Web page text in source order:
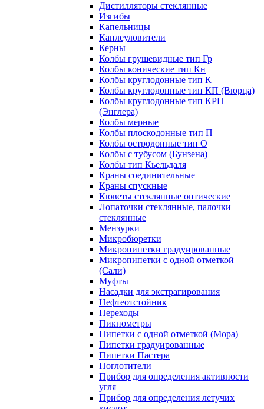
Дистилляторы стеклянные
Изгибы
Капельницы
Каплеуловители
Керны
Колбы грушевидные тип Гр
Колбы конические тип Кн
Колбы круглодонные тип К
Колбы круглодонные тип КП (Вюрца)
Колбы круглодонные тип КРН
(Энглера)
Колбы мерные
Колбы плоскодонные тип П
Колбы остродонные тип О
Колбы с тубусом (Бунзена)
Колбы тип Кьельдаля
Краны соединительные
Краны спускные
Кюветы стеклянные оптические
Лопаточки стеклянные, палочки
стеклянные
Мензурки
Микробюретки
Микропипетки градуированные
Микропипетки с одной отметкой
(Сали)
Муфты
Насадки для экстрагирования
Нефтеотстойник
Переходы
Пикнометры
Пипетки с одной отметкой (Мора)
Пипетки градуированные
Пипетки Пастера
Поглотители
Прибор для определения активности
угля
Прибор для определения летучих